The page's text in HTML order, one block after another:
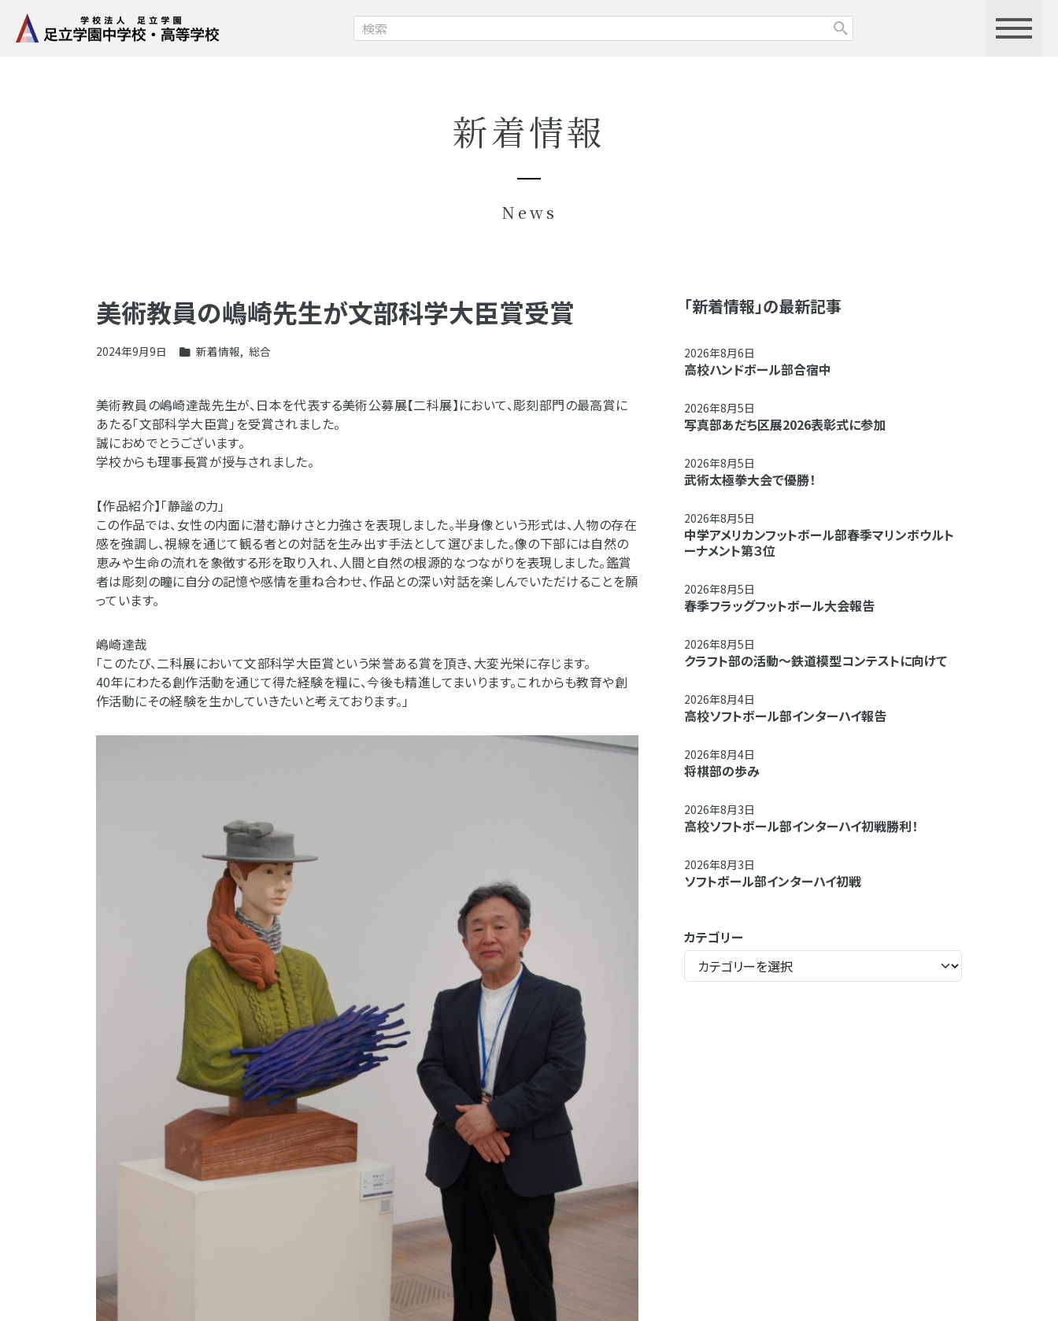
新着情報
News
美術教員の嶋崎先生が文部科学大臣賞受賞
2024年9月9日 新着情報, 総合
美術教員の嶋崎達哉先生が、日本を代表する美術公募展【二科展】において、彫刻部門の最高賞に
あたる「文部科学大臣賞」を受賞されました。
誠におめでとうございます。
学校からも理事長賞が授与されました。
【作品紹介】「静謐の力」
この作品では、女性の内面に潜む静けさと力強さを表現しました。半身像という形式は、人物の存在
感を強調し、視線を通じて観る者との対話を生み出す手法として選びました。像の下部には自然の
恵みや生命の流れを象徴する形を取り入れ、人間と自然の根源的なつながりを表現しました。鑑賞
者は彫刻の瞳に自分の記憶や感情を重ね合わせ、作品との深い対話を楽しんでいただけることを願
っています。
嶋崎達哉
「このたび、二科展において文部科学大臣賞という栄誉ある賞を頂き、大変光栄に存じます。
40年にわたる創作活動を通じて得た経験を糧に、今後も精進してまいります。これからも教育や創
作活動にその経験を生かしていきたいと考えております。」
「新着情報」の最新記事
2026年8月6日
高校ハンドボール部合宿中
2026年8月5日
写真部あだち区展2026表彰式に参加
2026年8月5日
武術太極拳大会で優勝！
2026年8月5日
中学アメリカンフットボール部春季マリンボウルト
ーナメント第３位
2026年8月5日
春季フラッグフットボール大会報告
2026年8月5日
クラフト部の活動～鉄道模型コンテストに向けて
2026年8月4日
高校ソフトボール部インターハイ報告
2026年8月4日
将棋部の歩み
2026年8月3日
高校ソフトボール部インターハイ初戦勝利！
2026年8月3日
ソフトボール部インターハイ初戦
カテゴリー